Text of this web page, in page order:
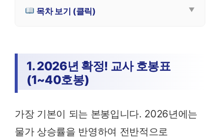
목차 보기 (클릭)
1. 2026년 확정! 교사 호봉표
(1~40호봉)
가장 기본이 되는 본봉입니다. 2026년에는
물가 상승률을 반영하여 전반적으로